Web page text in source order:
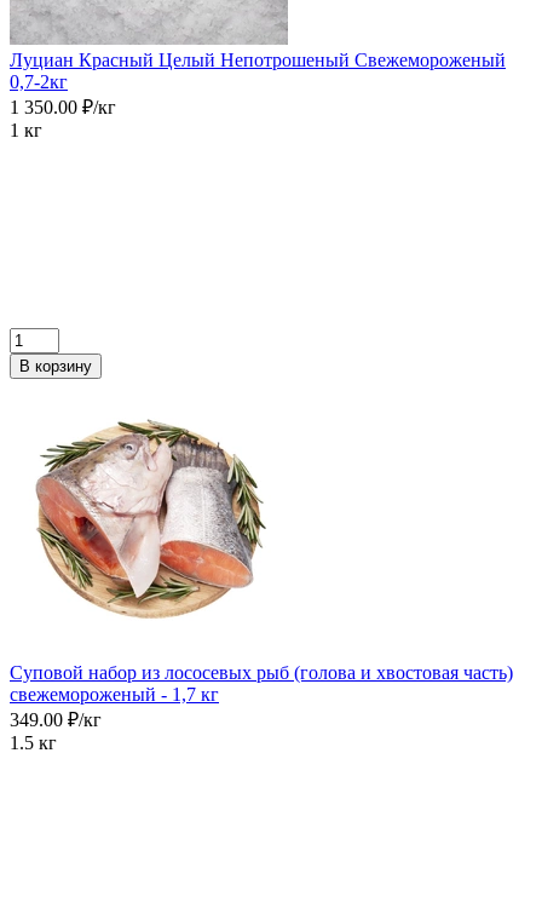
Луциан Красный Целый Непотрошеный Свежемороженый
0,7-2кг
1 350.00 ₽/кг
1 кг
В корзину
Суповой набор из лососевых рыб (голова и хвостовая часть)
свежемороженый - 1,7 кг
349.00 ₽/кг
1.5 кг